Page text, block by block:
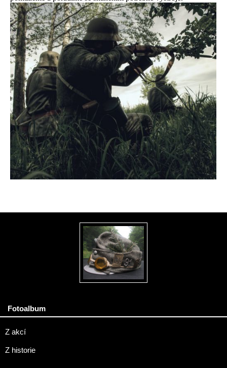
Fotoalbum
Z akcí
Z historie